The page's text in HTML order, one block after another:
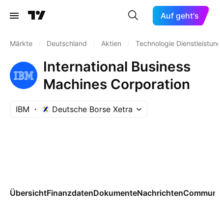
Auf geht's
Märkte Deutschland Aktien Technologie
International Business
Machines Corporation
IBM Deutsche Borse Xetra
ÜbersichtFinanzdatenDokumenteNachrichten